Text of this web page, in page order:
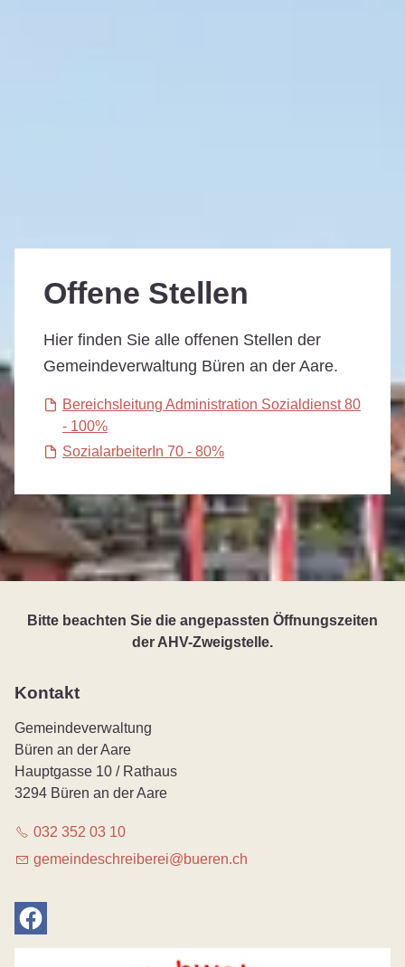
Offene Stellen
Hier finden Sie alle offenen Stellen der
Gemeindeverwaltung Büren an der Aare.
Bereichsleitung Administration Sozialdienst 80
- 100%
SozialarbeiterIn 70 - 80%
Bitte beachten Sie die angepassten Öffnungszeiten
der AHV-Zweigstelle.
Kontakt
Gemeindeverwaltung
Büren an der Aare
Hauptgasse 10 / Rathaus
3294 Büren an der Aare
032 352 03 10
g
m nd schr b r b r n ch